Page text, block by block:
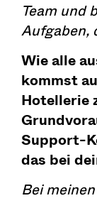
Team und
Aufgaben,
Wie alle
kommst
Hotellerie
Support-
das bei
Bei